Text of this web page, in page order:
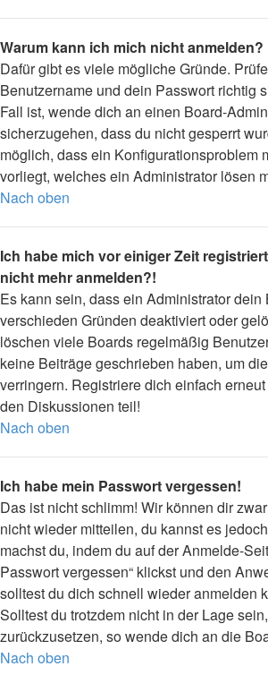
Warum kann ich mich nicht anmelden?
Dafür gibt es viele mögliche Gründe.
Benutzername und dein Passwort richtig
Fall ist, wende dich an einen Board-
sicherzugehen, dass du nicht gesperrt
möglich, dass ein Konfigurationsproblem
vorliegt, welches ein Administrator lösen
Nach oben
Ich habe mich vor einiger Zeit
nicht mehr anmelden?!
Es kann sein, dass ein Administrator dein
verschieden Gründen deaktiviert oder
löschen viele Boards regelmäßig
keine Beiträge geschrieben haben, um
verringern. Registriere dich einfach
den Diskussionen teil!
Nach oben
Ich habe mein Passwort vergessen!
Das ist nicht schlimm! Wir können dir
nicht wieder mitteilen, du kannst es
machst du, indem du auf der Anmelde-
Passwort vergessen“ klickst und den
solltest du dich schnell wieder anmelden
Solltest du trotzdem nicht in der Lage
zurückzusetzen, so wende dich an die
Nach oben